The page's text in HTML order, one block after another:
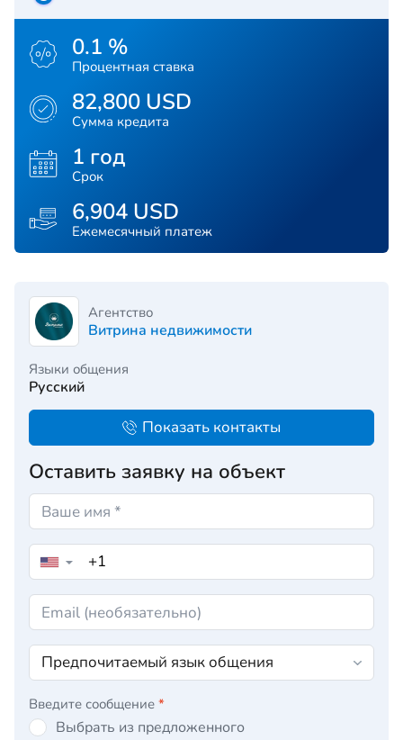
0.1 %
Процентная ставка
82,800 USD
Сумма кредита
1 год
Срок
6,904 USD
Ежемесячный платеж
Агентство
Витрина недвижимости
Языки общения
Русский
Показать контакты
Оставить заявку на объект
▼
Введите сообщение *
Выбрать из предложенного